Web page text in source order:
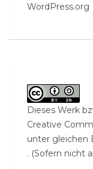
WordPress.org
Dieses Werk
Creative
unter gleichen
. (Sofern nicht